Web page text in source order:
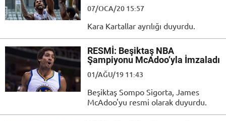
07/OCA/20 15:57
Kara Kartallar ayrılığı duyurdu.
RESMİ: Beşiktaş NBA
Şampiyonu McAdoo’yla İmzaladı
01/AĞU/19 11:43
Beşiktaş Sompo Sigorta, James
McAdoo'yu resmi olarak duyurdu.